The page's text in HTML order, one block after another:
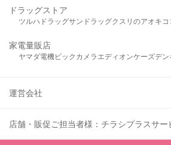
ドラッグストア
ツルハドラッグサンドラッグクスリのアオキ
家電量販店
ヤマダ電機ビックカメラ エディオンケーズデン
運営会社
店舗・販促ご担当者様：チラシプラスサー